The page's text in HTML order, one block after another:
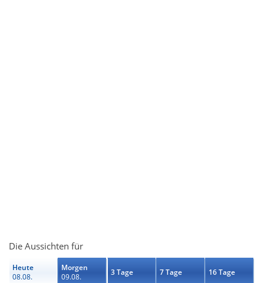
Die Aussichten für
Heute
08.08.
Morgen
09.08.
3 Tage 7 Tage 16 Tage